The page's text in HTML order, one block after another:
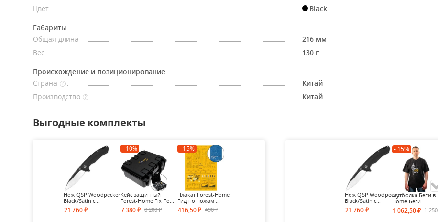
Цвет Black
Габариты
Общая длина
216 мм
Вес
130 г
Происхождение и позиционирование
Страна
?
Китай
Производство
? Китай
Выгодные комплекты
Нож QSP Woodpecker
Black/Satin с...
21 760 ₽
- 10%
Кейс защитный
Forest-Home Fix Fo...
7 380₽ 8 200₽
- 15%
Плакат Forest-Home
Гид по ножам ...
416,50 ₽ 490₽
Нож QSP Woodpecker
Black/Satin с...
21 760 ₽
- 15%
Футболка Беги в
Home Беги...
1 062,50 ₽ 1